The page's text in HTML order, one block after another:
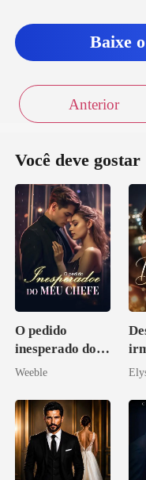
Baixe
Anterior
Você deve gostar
O pedido
inesperado do
meu chefe
Weeble